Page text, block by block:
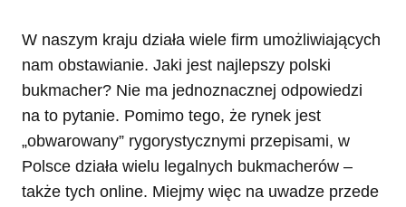
W naszym kraju działa wiele firm umożliwiających
nam obstawianie. Jaki jest najlepszy polski
bukmacher? Nie ma jednoznacznej odpowiedzi
na to pytanie. Pomimo tego, że rynek jest
„obwarowany” rygorystycznymi przepisami, w
Polsce działa wielu legalnych bukmacherów –
także tych online. Miejmy więc na uwadze przede